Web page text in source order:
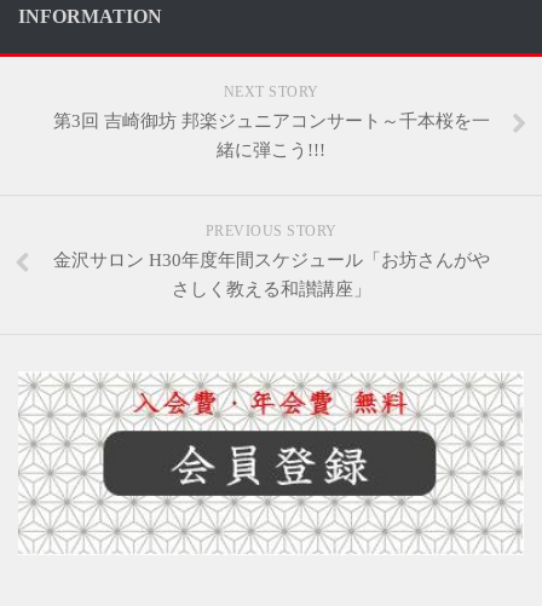
INFORMATION
NEXT STORY
第3回 吉崎御坊 邦楽ジュニアコンサート～千本桜を一
緒に弾こう!!!
PREVIOUS STORY
金沢サロン H30年度年間スケジュール「お坊さんがや
さしく教える和讃講座」